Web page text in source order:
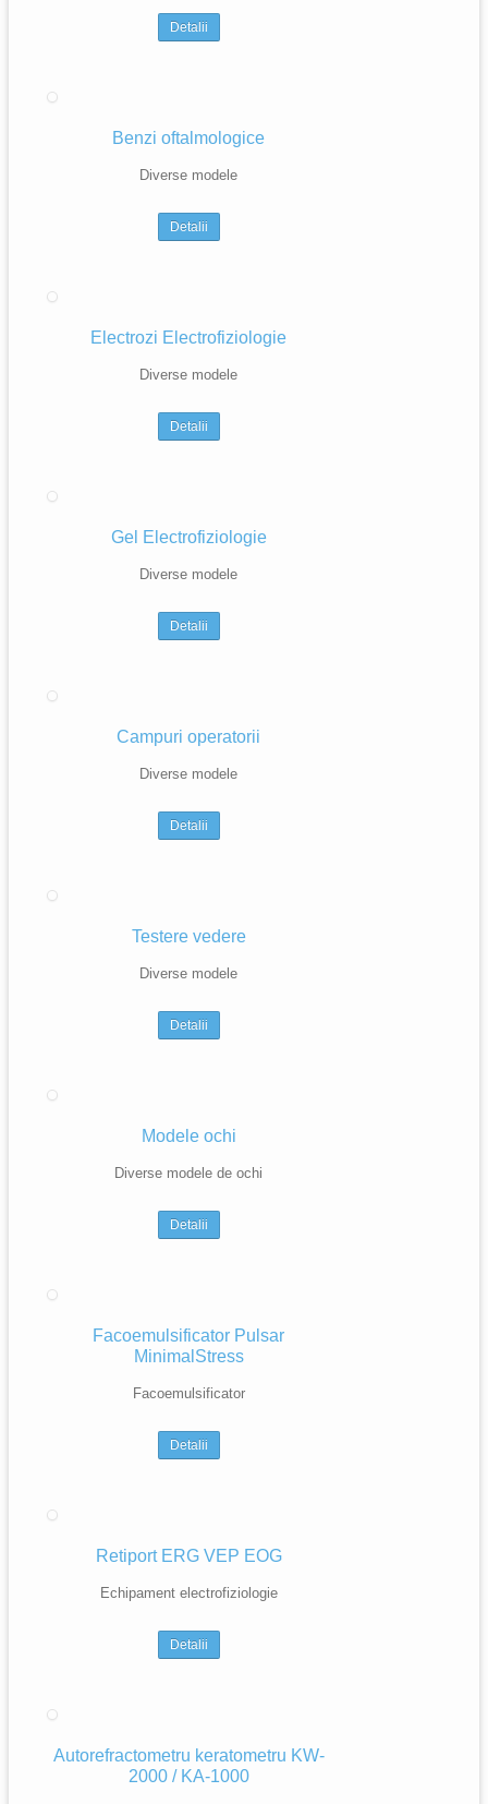
Detalii
Benzi oftalmologice
Diverse modele
Detalii
Electrozi Electrofiziologie
Diverse modele
Detalii
Gel Electrofiziologie
Diverse modele
Detalii
Campuri operatorii
Diverse modele
Detalii
Testere vedere
Diverse modele
Detalii
Modele ochi
Diverse modele de ochi
Detalii
Facoemulsificator Pulsar
MinimalStress
Facoemulsificator
Detalii
Retiport ERG VEP EOG
Echipament electrofiziologie
Detalii
Autorefractometru keratometru KW-
2000 / KA-1000